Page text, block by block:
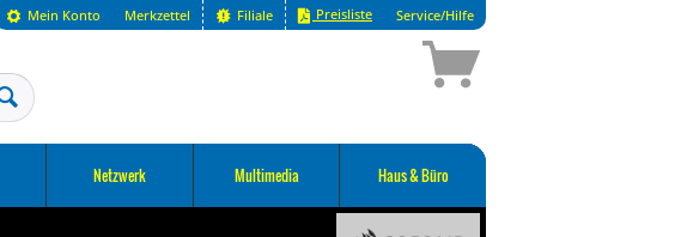
Mein Konto Merkzettel Filiale Preisliste Service/Hilfe
Netzwerk Multimedia Haus & Büro